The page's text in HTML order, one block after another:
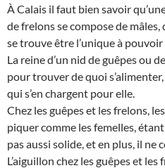
À Calais il faut bien savoir
de frelons se compose de mâles,
se trouve être l’unique à
La reine d’un nid de guêpes ou
pour trouver de quoi
qui s’en chargent pour elle.
Chez les guêpes et les frelons,
piquer comme les femelles,
pas aussi solide, et en plus, il ne
L’aiguillon chez les guêpes et